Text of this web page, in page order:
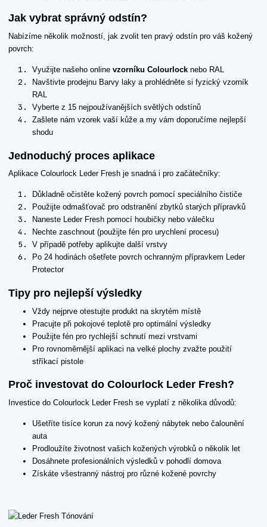
Jak vybrat správný odstín?
Nabízíme několik možností, jak zvolit ten pravý odstín pro váš kožený
povrch:
Využijte našeho online vzorníku Colourlock nebo RAL
Navštivte prodejnu Barvy laky a prohlédněte si fyzický vzorník
RAL
Vyberte z 15 nejpoužívanějších světlých odstínů
Zašlete nám vzorek vaší kůže a my vám doporučíme nejlepší
shodu
Jednoduchý proces aplikace
Aplikace Colourlock Leder Fresh je snadná i pro začátečníky:
Důkladně očistěte kožený povrch pomocí speciálního čističe
Použijte odmašťovač pro odstranění zbytků starých přípravků
Naneste Leder Fresh pomocí houbičky nebo válečku
Nechte zaschnout (použijte fén pro urychlení procesu)
V případě potřeby aplikujte další vrstvy
Po 24 hodinách ošetřete povrch ochranným přípravkem Leder
Protector
Tipy pro nejlepší výsledky
Vždy nejprve otestujte produkt na skrytém místě
Pracujte při pokojové teplotě pro optimální výsledky
Použijte fén pro rychlejší schnutí mezi vrstvami
Pro rovnoměrnější aplikaci na velké plochy zvažte použití
stříkací pistole
Proč investovat do Colourlock Leder Fresh?
Investice do Colourlock Leder Fresh se vyplatí z několika důvodů:
Ušetříte tisíce korun za nový kožený nábytek nebo čalounění
auta
Prodloužíte životnost vašich kožených výrobků o několik let
Dosáhnete profesionálních výsledků v pohodlí domova
Získáte všestranný nástroj pro různé kožené povrchy